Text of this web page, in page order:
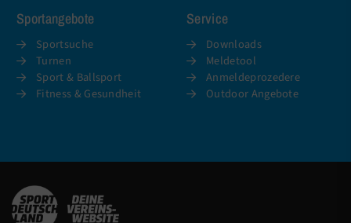
Sportangebote
Sportsuche
Turnen
Sport & Ballsport
Fitness & Gesundheit
Service
Downloads
Meldetool
Anmeldeprozedere
Outdoor Angebote